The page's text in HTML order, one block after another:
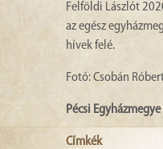
Felföldi Lászlót
az egész
hívek felé.
Fotó: Csobán
Pécsi Egyházmegye
Címkék